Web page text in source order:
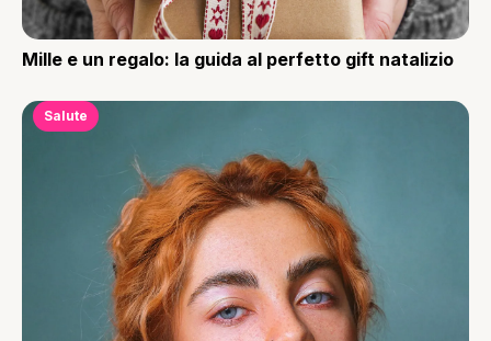
Mille e un regalo: la guida al perfetto gift natalizio
Salute